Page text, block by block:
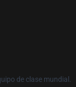
de clase mundial.